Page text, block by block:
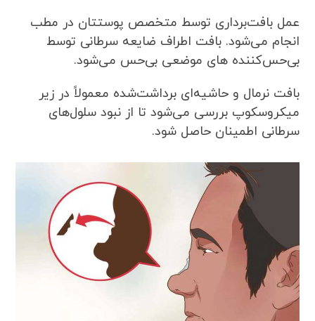
عمل بافت‌برداری توسط متخصص پوستتان در مطب
انجام می‌شود. بافت اطراف ضایعه سرطانی توسط
بی‌حس‌کننده های موضعی بی‌حس می‌شود.
بافت نرمال و حاشیه‌ای برداشت‌شده معمولاً در زیر
میکروسکوپ بررسی می‌شود تا از نبود سلول‌های
سرطانی اطمینان حاصل شود.